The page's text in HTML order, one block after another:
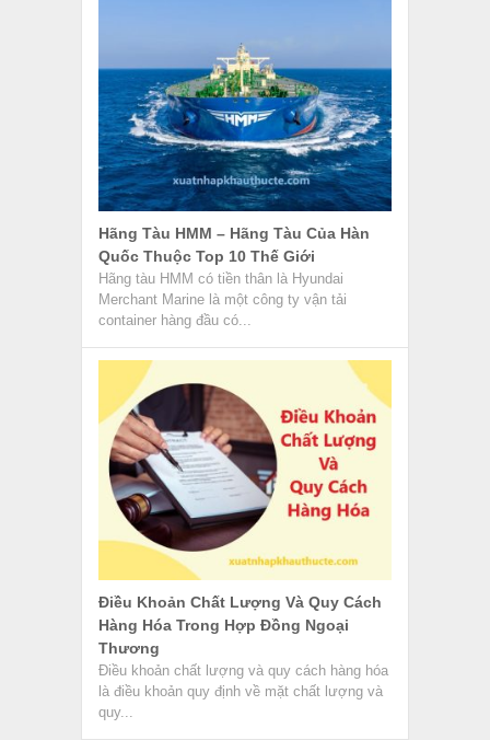
Điều Khoản Chất Lượng Và Quy Cách
Hàng Hóa Trong Hợp Đồng Ngoại
Thương
Điều khoản chất lượng và quy cách hàng hóa
là điều khoản quy định về mặt chất lượng và
quy...
Xuất Nhập Khẩu Lê Ánh Lừa Đảo –
Thực Hư Ra Sao?
Tham gia khóa học xuất nhập khẩu tại trung
tâm đào tạo là giải pháp hữu hiệu để nâng
cao...